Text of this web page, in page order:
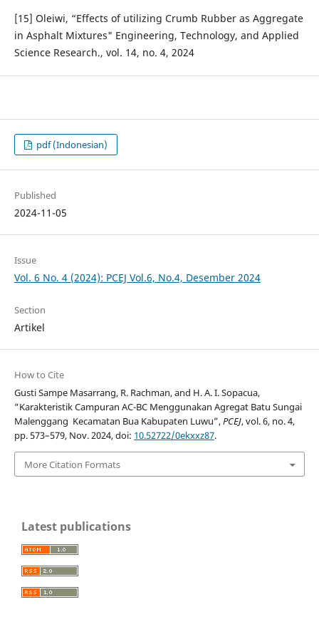
[15] Oleiwi, “Effects of utilizing Crumb Rubber as Aggregate
in Asphalt Mixtures" Engineering, Technology, and Applied
Science Research., vol. 14, no. 4, 2024
pdf (Indonesian)
Published
2024-11-05
Issue
Vol. 6 No. 4 (2024): PCEJ Vol.6, No.4, Desember 2024
Section
Artikel
How to Cite
Gusti Sampe Masarrang, R. Rachman, and H. A. I. Sopacua,
“Karakteristik Campuran AC-BC Menggunakan Agregat Batu Sungai
Malenggang Kecamatan Bua Kabupaten Luwu”,PCEJ, vol. 6, no. 4,
pp. 573–579, Nov. 2024, doi: 10.52722/0ekxxz87.
More Citation Formats
Latest publications